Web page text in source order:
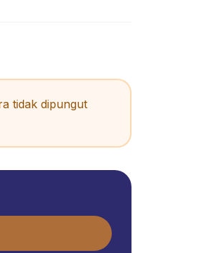
tidak dipungut